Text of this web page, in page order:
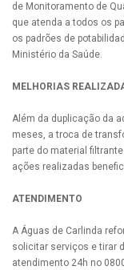
de Monitoramento de
que atenda a todos os
os padrões de
Ministério da Saúde.
MELHORIAS
Além da duplicação da
meses, a troca de
parte do material
ações realizadas
ATENDIMENTO
A Águas de Carlinda
solicitar serviços e tirar
atendimento 24h no